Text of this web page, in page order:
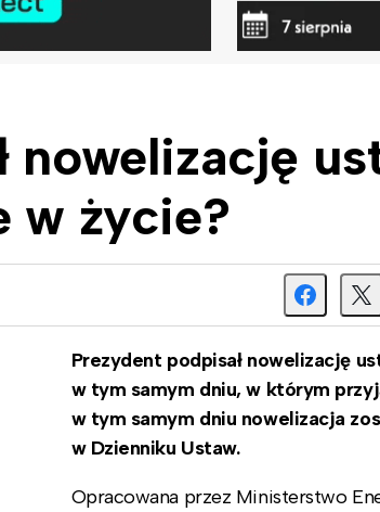
nowelizację
w życie?
Prezydent podpisał nowelizację
w tym samym dniu, w którym
w tym samym dniu nowelizacja
w Dzienniku Ustaw.
Opracowana przez Ministerstwo